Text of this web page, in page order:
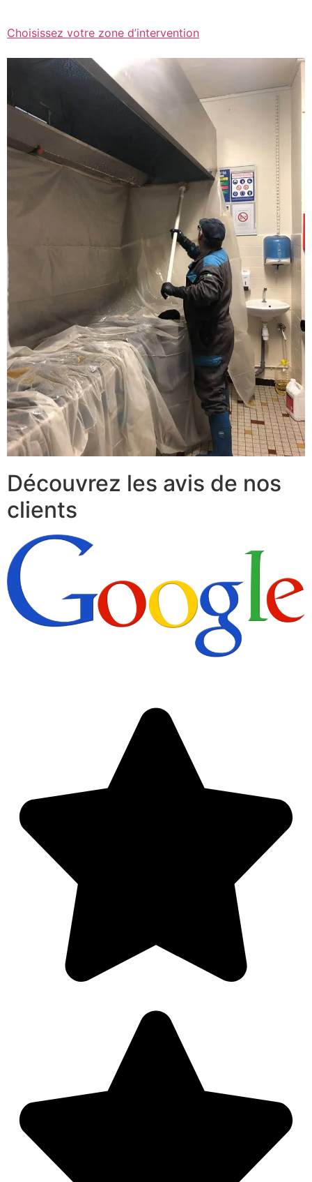
Choisissez votre zone d’intervention
Découvrez les avis de nos
clients